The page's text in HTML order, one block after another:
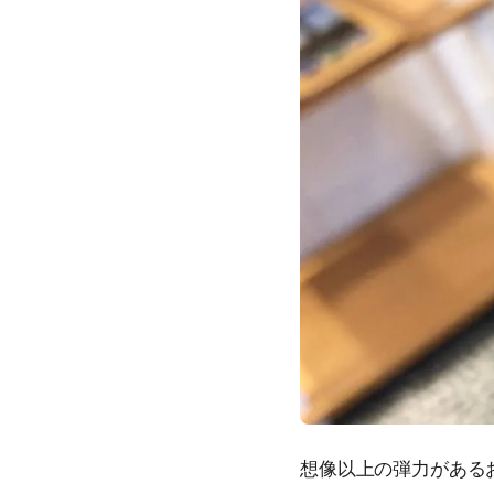
想像以上の弾力がある